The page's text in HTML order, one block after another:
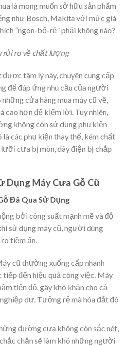
là mong muốn sở hữu sản phẩm
như Bosch, Makita với mức giá
“ngon-bổ-rẻ” phải không nào?
rủi ro về chất lượng
tâm lý này, chuyên cung cấp
để đáp ứng nhu cầu của người
cửa hàng mua máy cũ về,
cao hơn để kiếm lời. Tuy nhiên,
không còn sử dụng phụ kiện
là các phụ kiện thay thế, kém chất
cưa bị mòn, dây điện bị chắp
Dụng Máy Cưa Gỗ Cũ
Đã Qua Sử Dụng
bởi công suất mạnh mẽ và độ
sử dụng máy cũ, người dùng
tiềm ẩn.
cũ thường xuống cấp nhanh
đến hiệu quả công việc. Máy
tiến độ, gây khó khăn cho cả
dư. Tưởng rẻ mà hóa đắt đó
đường cưa không còn sắc nét,
chắn sẽ làm khó những người